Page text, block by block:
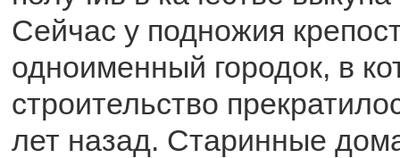
Сейчас у подножия
одноименный городок, в
строительство
лет назад. Старинные